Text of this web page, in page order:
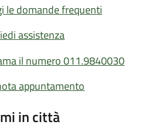
le domande frequenti
assistenza
il numero 011.9840030
appuntamento
in città